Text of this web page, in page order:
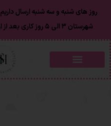
روز های شنبه و سه شنبه ارسال داریم
شهرستان ۳ الی ۵ روز کاری بعد از ارسال به دستتون خواهد رسید